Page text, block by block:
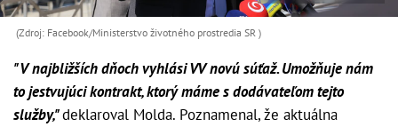
(Zdroj: Facebook/Ministerstvo životného prostredia SR )
"V najbližších dňoch vyhlási VV novú súťaž. Umožňuje nám
to jestvujúci kontrakt, ktorý máme s dodávateľom tejto
služby,"deklaroval Molda. Poznamenal, že aktuálna